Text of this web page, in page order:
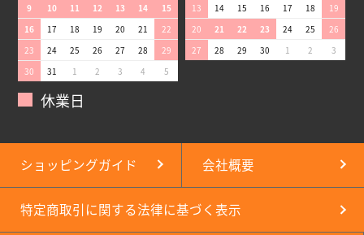
9
10 11 12 13 14
15
16
17 18 19 20 21
22
23
24 25 26 27 28
29
30
31 1 2 3 4 5
13
14 15 16 17 18
19
20
21 22 23 24 25
26
27
28 29 30 1 2 3
休業日
ショッピングガイド 会社概要
特定商取引に関する法律に基づく表示